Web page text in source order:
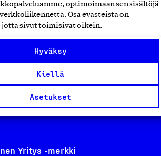
optimoimaan sen sisältöjä
Osa evästeistä on
sivut toimisivat oikein.
Hyväksy
Kiellä
Asetukset
Yritys -merkki